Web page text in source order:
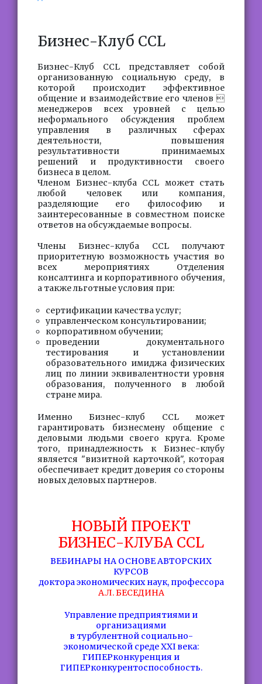
Бизнес-Клуб CCL
Бизнес-Клуб CCL представляет собой
организованную социальную среду, в
которой происходит эффективное
общение и взаимодействие его членов 
менеджеров всех уровней с целью
неформального обсуждения проблем
управления в различных сферах
деятельности, повышения
результативности принимаемых
решений и продуктивности своего
бизнеса в целом.
Членом Бизнес-клуба CCL может стать
любой человек или компания,
разделяющие его философию и
заинтересованные в совместном поиске
ответов на обсуждаемые вопросы.
Члены Бизнес-клуба CCL получают
приоритетную возможность участия во
всех мероприятиях Отделения
консалтинга и корпоративного обучения,
а также льготные условия при:
сертификации качества услуг;
управленческом консультировании;
корпоративном обучении;
проведении документального
тестирования и установлении
образовательного имиджа физических
лиц по линии эквивалентности уровня
образования, полученного в любой
стране мира.
Именно Бизнес-клуб CCL может
гарантировать бизнесмену общение с
деловыми людьми своего круга. Кроме
того, принадлежность к Бизнес-клубу
является "визитной карточкой", которая
обеспечивает кредит доверия со стороны
новых деловых партнеров.
НОВЫЙ ПРОЕКТ
БИЗНЕС-КЛУБА CCL
ВЕБИНАРЫ НА ОСНОВЕ АВТОРСКИХ
КУРСОВ
доктора экономических наук, профессора
А.Л. БЕСЕДИНА
Управление предприятиями и
организациями
в турбулентной социально-
экономической среде XXI века:
ГИПЕРконкуренция и
ГИПЕРконкурентоспособность.